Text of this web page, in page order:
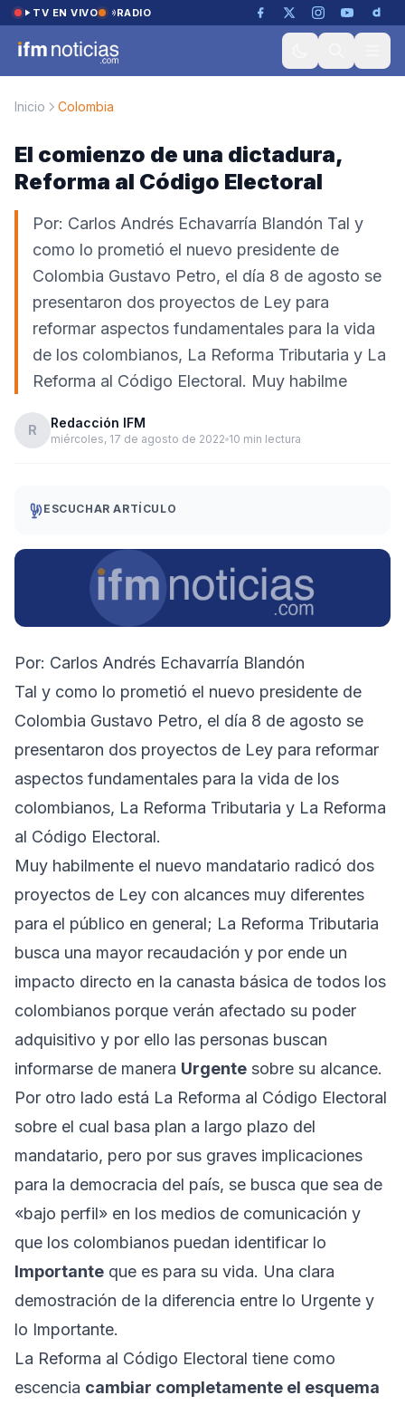
Saltar al contenido
TV EN VIVO RADIO
Inicio Colombia
El comienzo de una dictadura,
Reforma al Código Electoral
Por: Carlos Andrés Echavarría Blandón Tal y
como lo prometió el nuevo presidente de
Colombia Gustavo Petro, el día 8 de agosto se
presentaron dos proyectos de Ley para
reformar aspectos fundamentales para la vida
de los colombianos, La Reforma Tributaria y La
Reforma al Código Electoral. Muy habilme
R Redacción IFM
miércoles, 17 de agosto de 2022 10 min lectura
ESCUCHAR ARTÍCULO
Por: Carlos Andrés Echavarría Blandón
Tal y como lo prometió el nuevo presidente de
Colombia Gustavo Petro, el día 8 de agosto se
presentaron dos proyectos de Ley para reformar
aspectos fundamentales para la vida de los
colombianos, La Reforma Tributaria y La Reforma
al Código Electoral.
Muy habilmente el nuevo mandatario radicó dos
proyectos de Ley con alcances muy diferentes
para el público en general; La Reforma Tributaria
busca una mayor recaudación y por ende un
impacto directo en la canasta básica de todos los
colombianos porque verán afectado su poder
adquisitivo y por ello las personas buscan
informarse de manera Urgente sobre su alcance.
Por otro lado está La Reforma al Código Electoral
sobre el cual basa plan a largo plazo del
mandatario, pero por sus graves implicaciones
para la democracia del país, se busca que sea de
«bajo perfil» en los medios de comunicación y
que los colombianos puedan identificar lo
Importante que es para su vida. Una clara
demostración de la diferencia entre lo Urgente y
lo Importante.
La Reforma al Código Electoral tiene como
escencia cambiar completamente el esquema